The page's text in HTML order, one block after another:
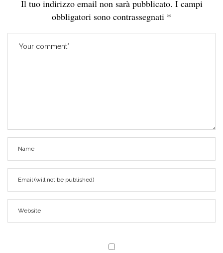
Il tuo indirizzo email non sarà pubblicato. I campi
obbligatori sono contrassegnati *